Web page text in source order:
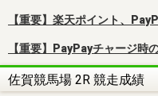
【重要】楽天ポイント、
【重要】PayPayチャージ時
佐賀競馬場 2R 競走成績